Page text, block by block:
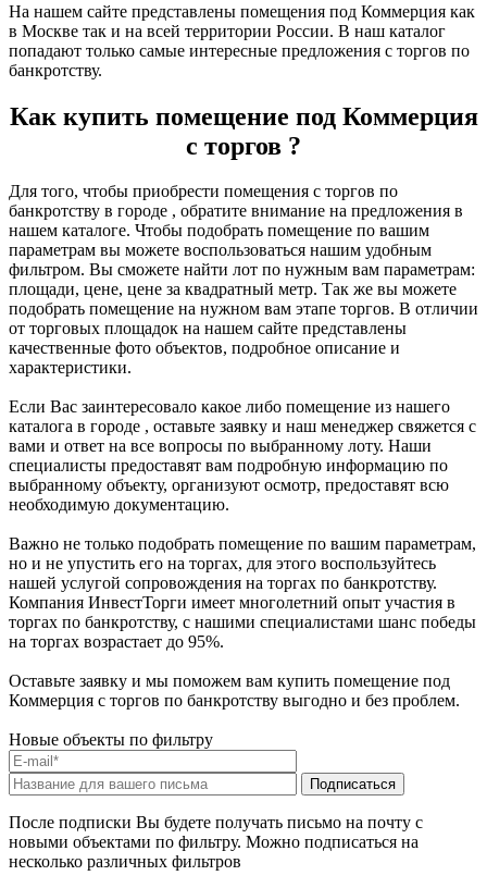
На нашем сайте представлены помещения под Коммерция как
в Москве так и на всей территории России. В наш каталог
попадают только самые интересные предложения с торгов по
банкротству.
Как купить помещение под Коммерция
с торгов ?
Для того, чтобы приобрести помещения с торгов по
банкротству в городе , обратите внимание на предложения в
нашем каталоге. Чтобы подобрать помещение по вашим
параметрам вы можете воспользоваться нашим удобным
фильтром. Вы сможете найти лот по нужным вам параметрам:
площади, цене, цене за квадратный метр. Так же вы можете
подобрать помещение на нужном вам этапе торгов. В отличии
от торговых площадок на нашем сайте представлены
качественные фото объектов, подробное описание и
характеристики.
Если Вас заинтересовало какое либо помещение из нашего
каталога в городе , оставьте заявку и наш менеджер свяжется с
вами и ответ на все вопросы по выбранному лоту. Наши
специалисты предоставят вам подробную информацию по
выбранному объекту, организуют осмотр, предоставят всю
необходимую документацию.
Важно не только подобрать помещение по вашим параметрам,
но и не упустить его на торгах, для этого воспользуйтесь
нашей услугой сопровождения на торгах по банкротству.
Компания ИнвестТорги имеет многолетний опыт участия в
торгах по банкротству, с нашими специалистами шанс победы
на торгах возрастает до 95%.
Оставьте заявку и мы поможем вам купить помещение под
Коммерция с торгов по банкротству выгодно и без проблем.
Новые объекты по фильтру
После подписки Вы будете получать письмо на почту с
новыми объектами по фильтру. Можно подписаться на
несколько различных фильтров